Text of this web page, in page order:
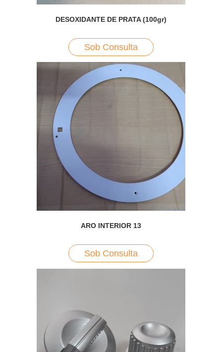
DESOXIDANTE DE PRATA (100gr)
Sob Consulta
ARO INTERIOR 13
Sob Consulta